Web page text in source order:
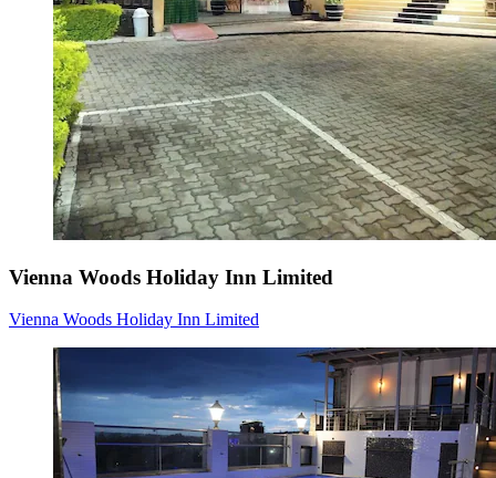
Vienna Woods Holiday Inn Limited
Vienna Woods Holiday Inn Limited